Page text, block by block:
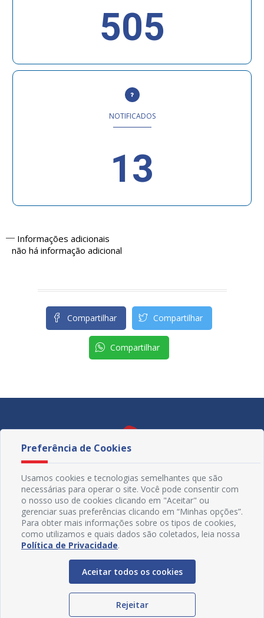
505
NOTIFICADOS
13
Informações adicionais
não há informação adicional
Compartilhar Compartilhar
Compartilhar
Redes Sociais
Preferência de Cookies
Usamos cookies e tecnologias semelhantes que são
necessárias para operar o site. Você pode consentir com
o nosso uso de cookies clicando em "Aceitar" ou
gerenciar suas preferências clicando em “Minhas opções”.
Para obter mais informações sobre os tipos de cookies,
como utilizamos e quais dados são coletados, leia nossa
Política de Privacidade.
Aceitar todos os cookies
Rejeitar